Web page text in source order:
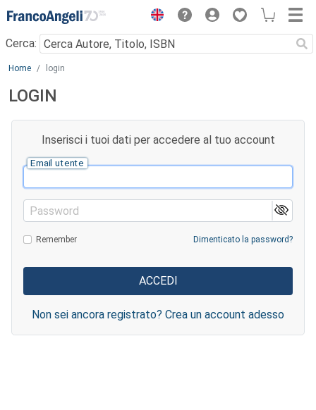
Menu
Cerca:
Main content
Home login
LOGIN
Inserisci i tuoi dati per accedere al tuo account
Email utente
Password
Remember Dimenticato la password?
Non sei ancora registrato? Crea un account adesso